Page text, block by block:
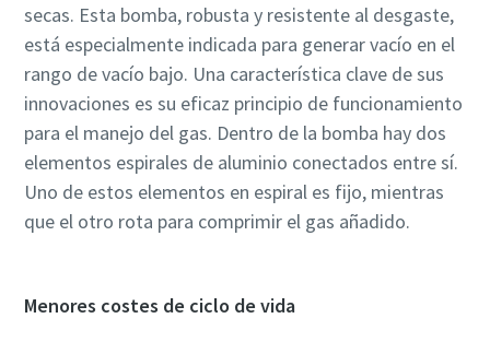
secas. Esta bomba, robusta y resistente al desgaste,
está especialmente indicada para generar vacío en el
rango de vacío bajo. Una característica clave de sus
innovaciones es su eficaz principio de funcionamiento
para el manejo del gas. Dentro de la bomba hay dos
elementos espirales de aluminio conectados entre sí.
Uno de estos elementos en espiral es fijo, mientras
que el otro rota para comprimir el gas añadido.
Menores costes de ciclo de vida
Calle
Ciudad
Código postal
Calle
Ciudad
Código postal
Calle
Ciudad
Código postal